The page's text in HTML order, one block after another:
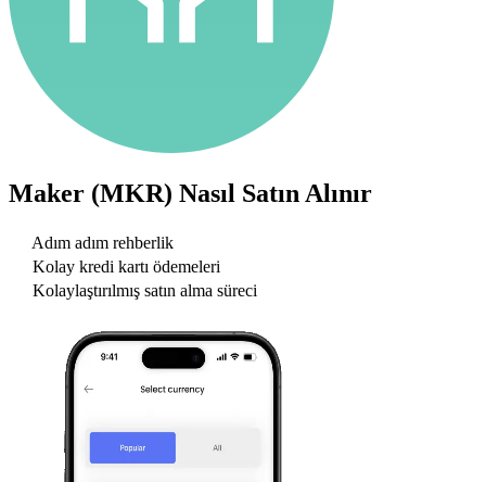
Maker (MKR) Nasıl Satın Alınır
Adım adım rehberlik
Kolay kredi kartı ödemeleri
Kolaylaştırılmış satın alma süreci